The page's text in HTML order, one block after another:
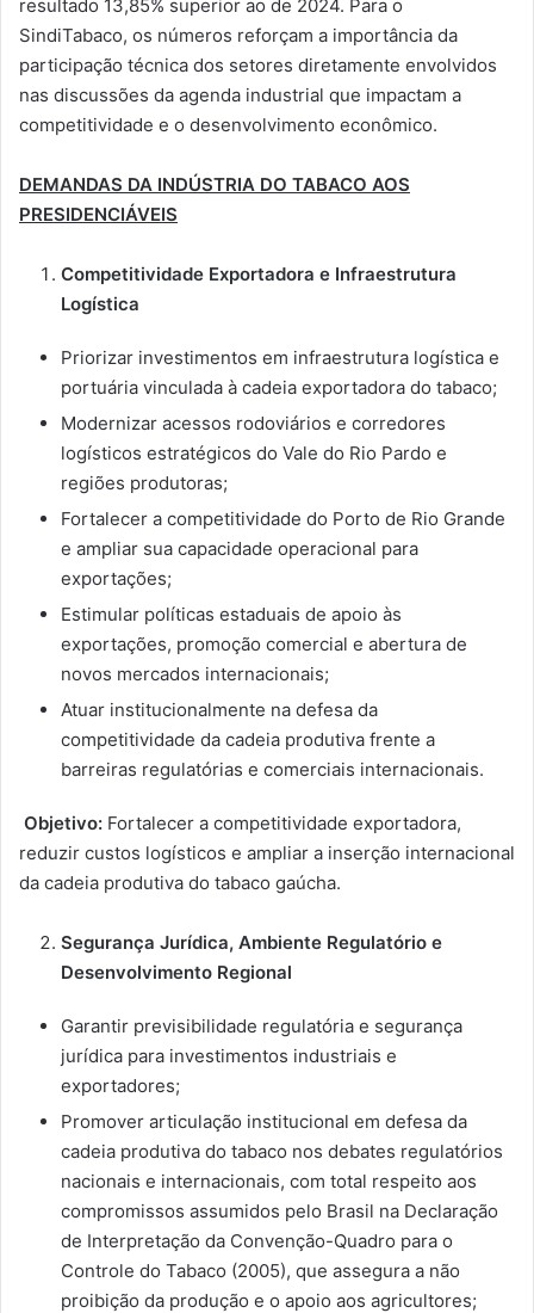
resultado 13,85% superior ao de 2024. Para o
SindiTabaco, os números reforçam a importância da
participação técnica dos setores diretamente envolvidos
nas discussões da agenda industrial que impactam a
competitividade e o desenvolvimento econômico.
DEMANDAS DA INDÚSTRIA DO TABACO AOS
PRESIDENCIÁVEIS
Competitividade Exportadora e Infraestrutura
Logística
Priorizar investimentos em infraestrutura logística e
portuária vinculada à cadeia exportadora do tabaco;
Modernizar acessos rodoviários e corredores
logísticos estratégicos do Vale do Rio Pardo e
regiões produtoras;
Fortalecer a competitividade do Porto de Rio Grande
e ampliar sua capacidade operacional para
exportações;
Estimular políticas estaduais de apoio às
exportações, promoção comercial e abertura de
novos mercados internacionais;
Atuar institucionalmente na defesa da
competitividade da cadeia produtiva frente a
barreiras regulatórias e comerciais internacionais.
Objetivo: Fortalecer a competitividade exportadora,
reduzir custos logísticos e ampliar a inserção internacional
da cadeia produtiva do tabaco gaúcha.
Segurança Jurídica, Ambiente Regulatório e
Desenvolvimento Regional
Garantir previsibilidade regulatória e segurança
jurídica para investimentos industriais e
exportadores;
Promover articulação institucional em defesa da
cadeia produtiva do tabaco nos debates regulatórios
nacionais e internacionais, com total respeito aos
compromissos assumidos pelo Brasil na Declaração
de Interpretação da Convenção-Quadro para o
Controle do Tabaco (2005), que assegura a não
proibição da produção e o apoio aos agricultores;